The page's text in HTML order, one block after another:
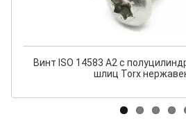
Винт ISO 14583 А2 с
шлиц Torx